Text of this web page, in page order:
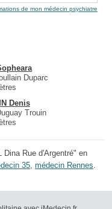
de mon médecin psychiatre
Duparc
Denis
Trouin
Rue d'Argentré" en
35, médecin Rennes.